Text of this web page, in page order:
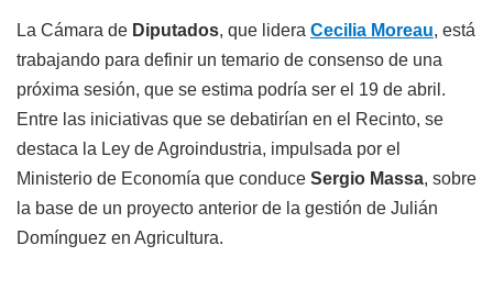
La Cámara de Diputados, que lidera Cecilia Moreau, está
trabajando para definir un temario de consenso de una
próxima sesión, que se estima podría ser el 19 de abril.
Entre las iniciativas que se debatirían en el Recinto, se
destaca la Ley de Agroindustria, impulsada por el
Ministerio de Economía que conduce Sergio Massa, sobre
la base de un proyecto anterior de la gestión de Julián
Domínguez en Agricultura.